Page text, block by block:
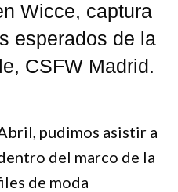
Wicce, captura
esperados de la
CSFW Madrid.
pudimos asistir a
del marco de la
de moda